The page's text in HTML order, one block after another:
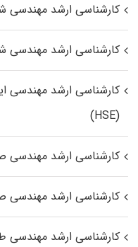
کارشناسی ارشد مهندسی
کارشناسی ارشد مهندسی
کارشناسی ارشد مهندسی
(HSE)
کارشناسی ارشد مهندسی
کارشناسی ارشد مهندسی
کارشناسی ارشد